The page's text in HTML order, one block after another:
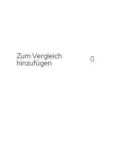
Zum Vergleich
hinzufügen